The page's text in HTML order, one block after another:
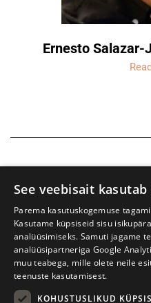
Ernesto Salazar-
See veebisait
Parema kasutuskogemuse
Kasutame küpsiseid sisu
analüüsimiseks. Samuti jagame
analüüsipartneriga Google
muu teabega, mille olete neile
teenuste kasutamisest.
KOHUSTUSLIKUD